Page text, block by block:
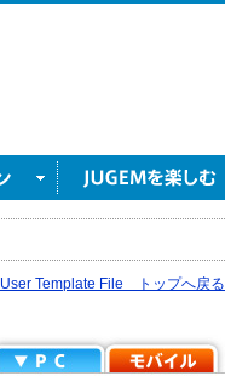
User Template File トップへ戻る